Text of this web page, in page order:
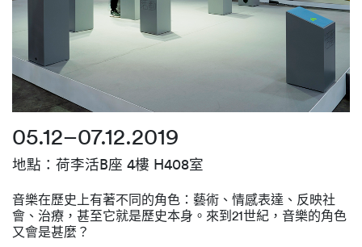
05.12–07.12.2019
地點：荷李活B座 4樓 H408室
音樂在歷史上有著不同的角色：藝術、情感表達、反映社
會、治療，甚至它就是歷史本身。來到21世紀，音樂的角色
又會是甚麼？